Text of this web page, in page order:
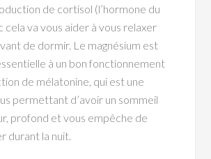
de cortisol (l’hormone du
cela va vous aider à vous relaxer
de dormir. Le magnésium est
à un bon fonctionnement
de mélatonine, qui est une
permettant d’avoir un sommeil
profond et vous empêche de
durant la nuit.